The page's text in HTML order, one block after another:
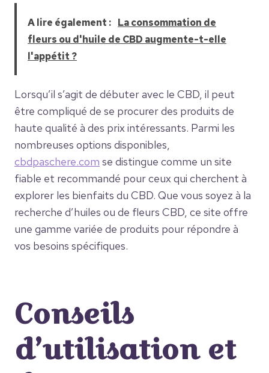
A lire également : La consommation de
fleurs ou d'huile de CBD augmente-t-elle
l'appétit ?
Lorsqu’il s’agit de débuter avec le CBD, il peut
être compliqué de se procurer des produits de
haute qualité à des prix intéressants. Parmi les
nombreuses options disponibles,
cbdpaschere.com se distingue comme un site
fiable et recommandé pour ceux qui cherchent à
explorer les bienfaits du CBD. Que vous soyez à la
recherche d’huiles ou de fleurs CBD, ce site offre
une gamme variée de produits pour répondre à
vos besoins spécifiques.
Conseils
d’utilisation et